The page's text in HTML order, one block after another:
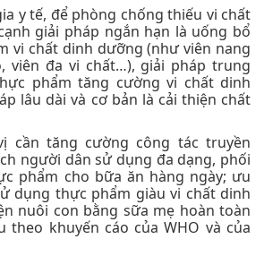
y tế, để phòng chống thiếu vi chất
giải pháp ngắn hạn là uống bổ
vi chất dinh dưỡng (như viên nang
viên đa vi chất…), giải pháp trung
phẩm tăng cường vi chất dinh
lâu dài và cơ bản là cải thiện chất
cần tăng cường công tác truyền
người dân sử dụng đa dạng, phối
phẩm cho bữa ăn hàng ngày; ưu
dụng thực phẩm giàu vi chất dinh
nuôi con bằng sữa mẹ hoàn toàn
theo khuyến cáo của WHO và của